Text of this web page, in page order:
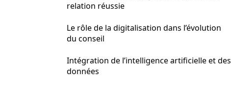
relation réussie
Le rôle de la digitalisation dans l’évolution
du conseil
Intégration de l’intelligence artificielle et des
données